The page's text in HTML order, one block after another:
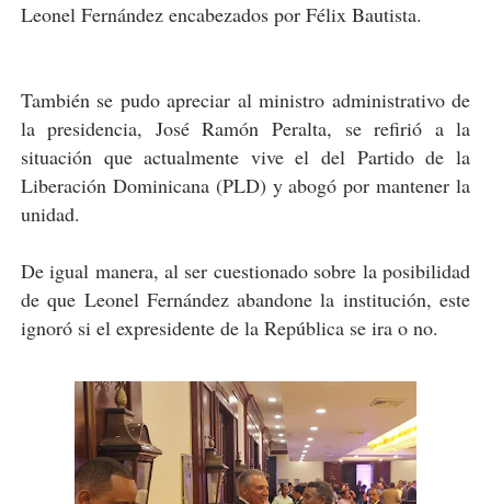
Leonel Fernández encabezados por Félix Bautista.
También se pudo apreciar al ministro administrativo de
la presidencia, José Ramón Peralta, se refirió a la
situación que actualmente vive el del Partido de la
Liberación Dominicana (PLD) y abogó por mantener la
unidad.
De igual manera, al ser cuestionado sobre la posibilidad
de que Leonel Fernández abandone la institución, este
ignoró si el expresidente de la República se ira o no.